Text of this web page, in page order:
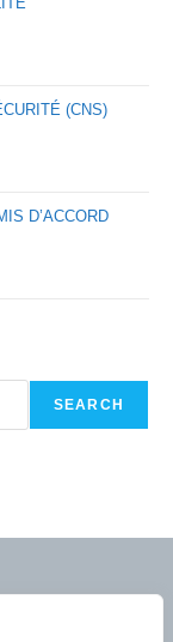
(CNS)
D’ACCORD
SEARCH